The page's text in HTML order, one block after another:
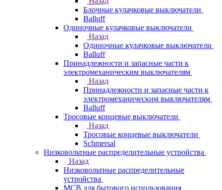
Блочные кулачковые выключатели
Balluff
Одиночные кулачковые выключатели
Назад
Одиночные кулачковые выключатели
Balluff
Принадлежности и запасные части к
электромеханическим выключателям
Назад
Принадлежности и запасные части к
электромеханическим выключателям
Balluff
Тросовые концевые выключатели
Назад
Тросовые концевые выключатели
Schmersal
Низковольтные распределительные устройства
Назад
Низковольтные распределительные
устройства
MCB для бытового использования